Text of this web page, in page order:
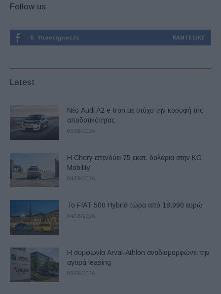
Follow us
0 Υποστηρικτές ΚΆΝΤΕ LIKE
Latest
Νέο Audi A2 e-tron με στόχο την κορυφή της
αποδοτικότητας
05/08/2026
Η Chery επενδύει 75 εκατ. δολάρια στην KG
Mobility
04/08/2026
Το FIAT 500 Hybrid τώρα από 18.990 ευρώ
04/08/2026
Η συμφωνία Arval-Athlon αναδιαμορφώνει την
αγορά leasing
03/08/2026